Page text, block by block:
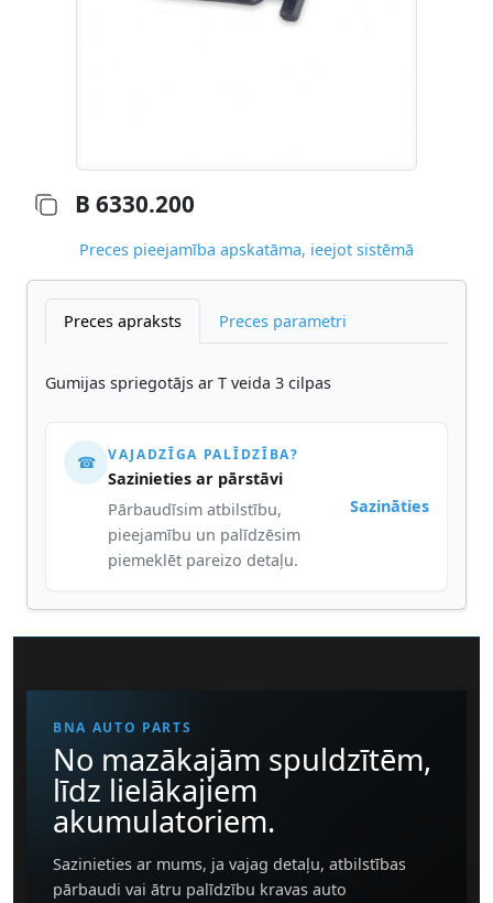
B 6330.200
Preces pieejamība apskatāma, ieejot sistēmā
Preces apraksts Preces parametri
Gumijas spriegotājs ar T veida 3 cilpas
☎ VAJADZĪGA PALĪDZĪBA?
Sazinieties ar pārstāvi
Pārbaudīsim atbilstību,
pieejamību un palīdzēsim
piemeklēt pareizo detaļu.
Sazināties
BNA AUTO PARTS
No mazākajām spuldzītēm,
līdz lielākajiem
akumulatoriem.
Sazinieties ar mums, ja vajag detaļu, atbilstības
pārbaudi vai ātru palīdzību kravas auto